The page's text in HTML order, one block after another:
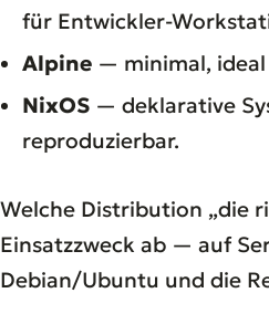
für Entwickler-
Alpine — minimal,
NixOS — deklarative
reproduzierbar.
Welche Distribution „die
Einsatzzweck ab — auf
Debian/Ubuntu und die